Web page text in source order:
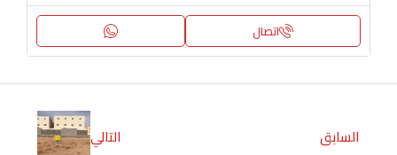
اتصال
السابق التالي